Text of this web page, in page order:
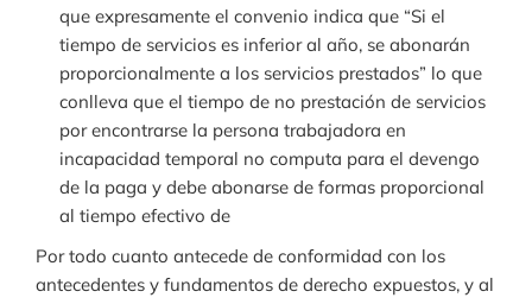
que expresamente el convenio indica que “Si el
tiempo de servicios es inferior al año, se abonarán
proporcionalmente a los servicios prestados” lo que
conlleva que el tiempo de no prestación de servicios
por encontrarse la persona trabajadora en
incapacidad temporal no computa para el devengo
de la paga y debe abonarse de formas proporcional
al tiempo efectivo de
Por todo cuanto antecede de conformidad con los
antecedentes y fundamentos de derecho expuestos, y al